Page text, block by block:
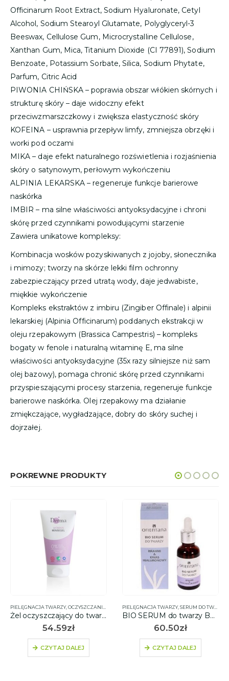
Officinarum Root Extract, Sodium Hyaluronate, Cetyl
Alcohol, Sodium Stearoyl Glutamate, Polyglyceryl-3
Beeswax, Cellulose Gum, Microcrystalline Cellulose,
Xanthan Gum, Mica, Titanium Dioxide (CI 77891), Sodium
Benzoate, Potassium Sorbate, Silica, Sodium Phytate,
Parfum, Citric Acid
PIWONIA CHIŃSKA – poprawia obszar włókien skórnych i
strukturę skóry – daje widoczny efekt
przeciwzmarszczkowy i zwiększa elastyczność skóry
KOFEINA – usprawnia przepływ limfy, zmniejsza obrzęki i
worki pod oczami
MIKA – daje efekt naturalnego rozświetlenia i rozjaśnienia
skóry o satynowym, perłowym wykończeniu
ALPINIA LEKARSKA – regeneruje funkcje barierowe
naskórka
IMBIR – ma silne właściwości antyoksydacyjne i chroni
skórę przed czynnikami powodującymi starzenie
Zawiera unikatowe kompleksy:
Kombinacja wosków pozyskiwanych z jojoby, słonecznika
i mimozy; tworzy na skórze lekki film ochronny
zabezpieczający przed utratą wody, daje jedwabiste,
miękkie wykończenie
Kompleks ekstraktów z imbiru (Zingiber Offinale) i alpinii
lekarskiej (Alpinia Officinarum) poddanych ekstrakcji w
oleju rzepakowym (Brassica Campestris) – kompleks
bogaty w fenole i naturalną witaminę E, ma silne
właściwości antyoksydacyjne (35x razy silniejsze niż sam
olej bazowy), pomaga chronić skórę przed czynnikami
przyspieszającymi procesy starzenia, regeneruje funkcje
barierowe naskórka. Olej rzepakowy ma działanie
zmiękczające, wygładzające, dobry do skóry suchej i
dojrzałej.
POKREWNE PRODUKTY
PIELĘGNACJA TWARZY, OCZYSZCZANIE TWARZY ,ŻELE I PIANKI,DLA MAMY I DZIECKA
Żel oczyszczający do twarzy hipoalergiczny 150ml – Derma Woman
54.59zł
CZYTAJ DALEJ
PIELĘGNACJA TWARZY, SERUM DO TWARZY
BIO SERUM do twarzy BRAHMI I KWAS HIALURONOWY, 30ml – Orientana
60.50zł
CZYTAJ DALEJ